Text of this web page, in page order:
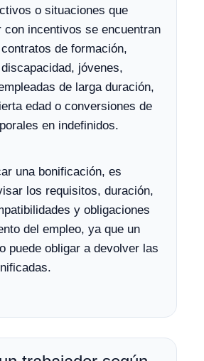
o situaciones que
con incentivos se encuentran
de formación,
jóvenes,
de larga duración,
edad o conversiones de
en indefinidos.
una bonificación, es
los requisitos, duración,
y obligaciones
del empleo, ya que un
puede obligar a devolver las